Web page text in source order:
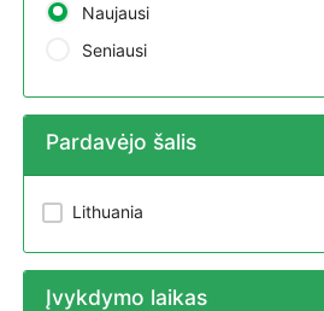
Naujausi
Seniausi
Pardavėjo šalis
Lithuania
Įvykdymo laikas